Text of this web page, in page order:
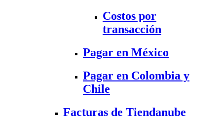
Costos por
transacción
Pagar en México
Pagar en Colombia y
Chile
Facturas de Tiendanube